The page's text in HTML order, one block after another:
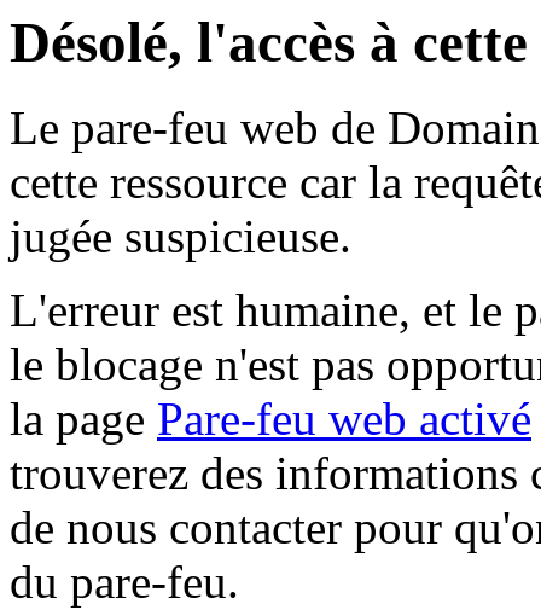
Désolé, l'accès à
Le pare-feu web de
cette ressource car la
jugée suspicieuse.
L'erreur est humaine, et le
le blocage n'est pas
la page Pare-feu web activé
trouverez des informations
de nous contacter pour
du pare-feu.